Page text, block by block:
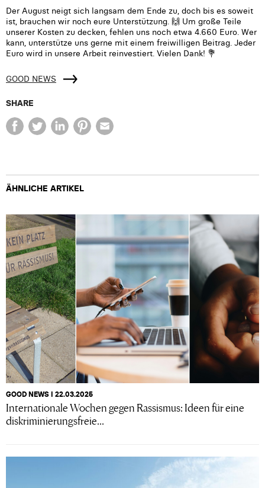
Der August neigt sich langsam dem Ende zu, doch bis es soweit
ist, brauchen wir noch eure Unterstützung. 🙌 Um große Teile
unserer Kosten zu decken, fehlen uns noch etwa 4.660 Euro. Wer
kann, unterstütze uns gerne mit einem freiwilligen Beitrag. Jeder
Euro wird in unsere Arbeit reinvestiert. Vielen Dank! 💐
GOOD NEWS
SHARE
ÄHNLICHE ARTIKEL
GOOD NEWS I 22.03.2025
Internationale Wochen gegen Rassismus: Ideen für eine
diskriminierungsfreie...